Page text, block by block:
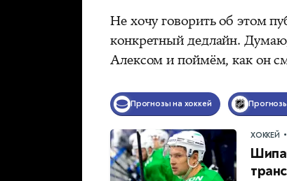
Не хочу говорить об этом
конкретный дедлайн.
Алексом и поймём, как он
Прогнозы на хоккей
ХОККЕЙ •